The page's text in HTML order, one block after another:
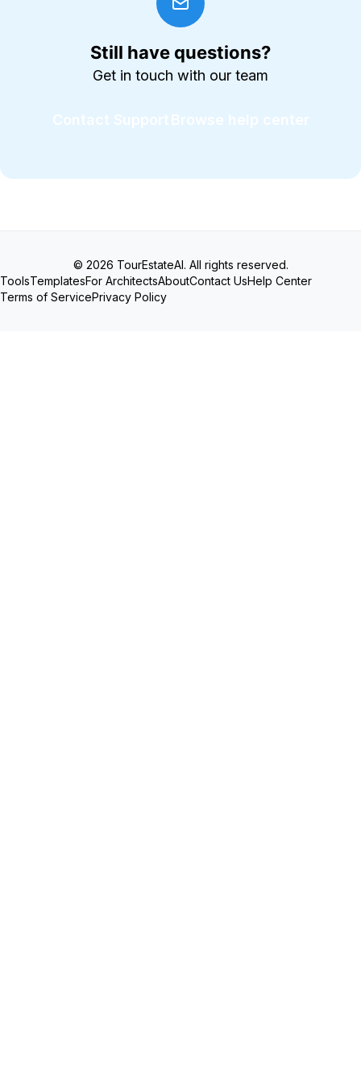
Still have questions?
Get in touch with our team
Contact SupportBrowse help center
© 2026 TourEstateAI. All rights reserved.
ToolsTemplatesFor ArchitectsAboutContact UsHelp Center
Terms of ServicePrivacy Policy